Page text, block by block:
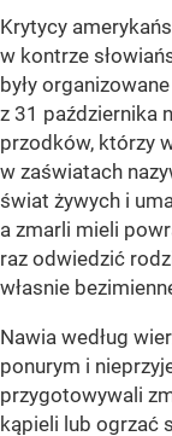
Krytycy
w kontrze
były
z 31 października
przodków, którzy
w zaświatach
świat żywych i
a zmarli mieli
raz odwiedzić
własnie
Nawia według
ponurym i
przygotowywali
kąpieli lub ogrzać